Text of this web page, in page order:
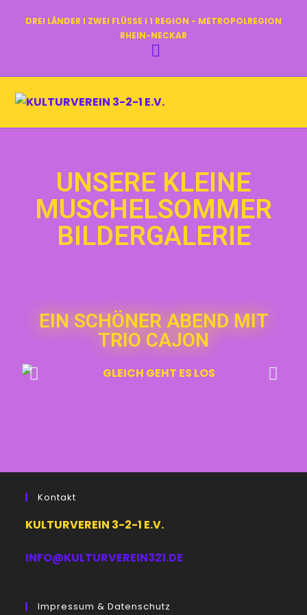
DREI LÄNDER I ZWEI FLÜSSE I 1 REGION - METROPOLREGION
RHEIN-NECKAR
UNSERE KLEINE
MUSCHELSOMMER
BILDERGALERIE
EIN SCHÖNER ABEND MIT
TRIO CAJON
Kontakt
KULTURVEREIN 3-2-1 E.V.
INFO@KULTURVEREIN321.DE
Impressum & Datenschutz